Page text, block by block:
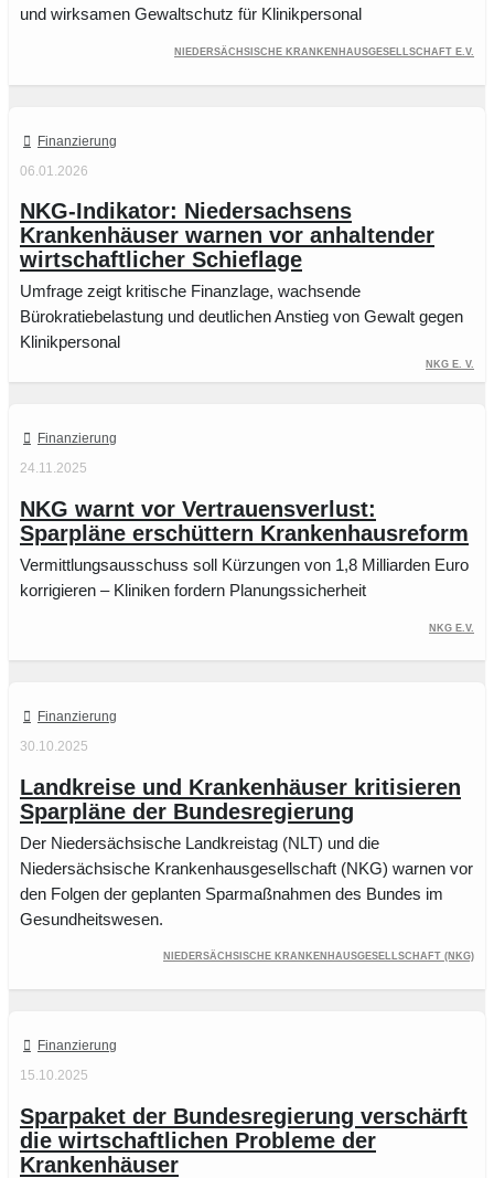
und wirksamen Gewaltschutz für Klinikpersonal
Niedersächsische Krankenhausgesellschaft e.V.
Finanzierung
06.01.2026
NKG-Indikator: Niedersachsens
Krankenhäuser warnen vor anhaltender
wirtschaftlicher Schieflage
Umfrage zeigt kritische Finanzlage, wachsende
Bürokratiebelastung und deutlichen Anstieg von Gewalt gegen
Klinikpersonal
NKG e. V.
Finanzierung
24.11.2025
NKG warnt vor Vertrauensverlust:
Sparpläne erschüttern Krankenhausreform
Vermittlungsausschuss soll Kürzungen von 1,8 Milliarden Euro
korrigieren – Kliniken fordern Planungssicherheit
NKG e.V.
Finanzierung
30.10.2025
Landkreise und Krankenhäuser kritisieren
Sparpläne der Bundesregierung
Der Niedersächsische Landkreistag (NLT) und die
Niedersächsische Krankenhausgesellschaft (NKG) warnen vor
den Folgen der geplanten Sparmaßnahmen des Bundes im
Gesundheitswesen.
Niedersächsische Krankenhausgesellschaft (NKG)
Finanzierung
15.10.2025
Sparpaket der Bundesregierung verschärft
die wirtschaftlichen Probleme der
Krankenhäuser